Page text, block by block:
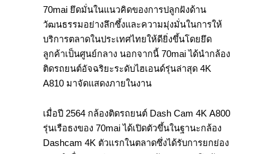
70mai ยึดมั่นในแนวคิดของการปลูกฝังด้าน
วัฒนธรรมอย่างลึกซึ้งและความมุ่งมั่นในการให้
บริการตลาดในประเทศไทยให้ดียิ่งขึ้นโดยยึด
ลูกค้าเป็นศูนย์กลาง นอกจากนี้ 70mai ได้นำกล้อง
ติดรถยนต์อัจฉริยะระดับไฮเอนด์รุ่นล่าสุด 4K
A810 มาจัดแสดงภายในงาน
เมื่อปี 2564 กล้องติดรถยนต์ Dash Cam 4K A800
รุ่นเรือธงของ 70mai ได้เปิดตัวขึ้นในฐานะกล้อง
Dashcam 4K ตัวแรกในตลาดซึ่งได้รับการยกย่อง